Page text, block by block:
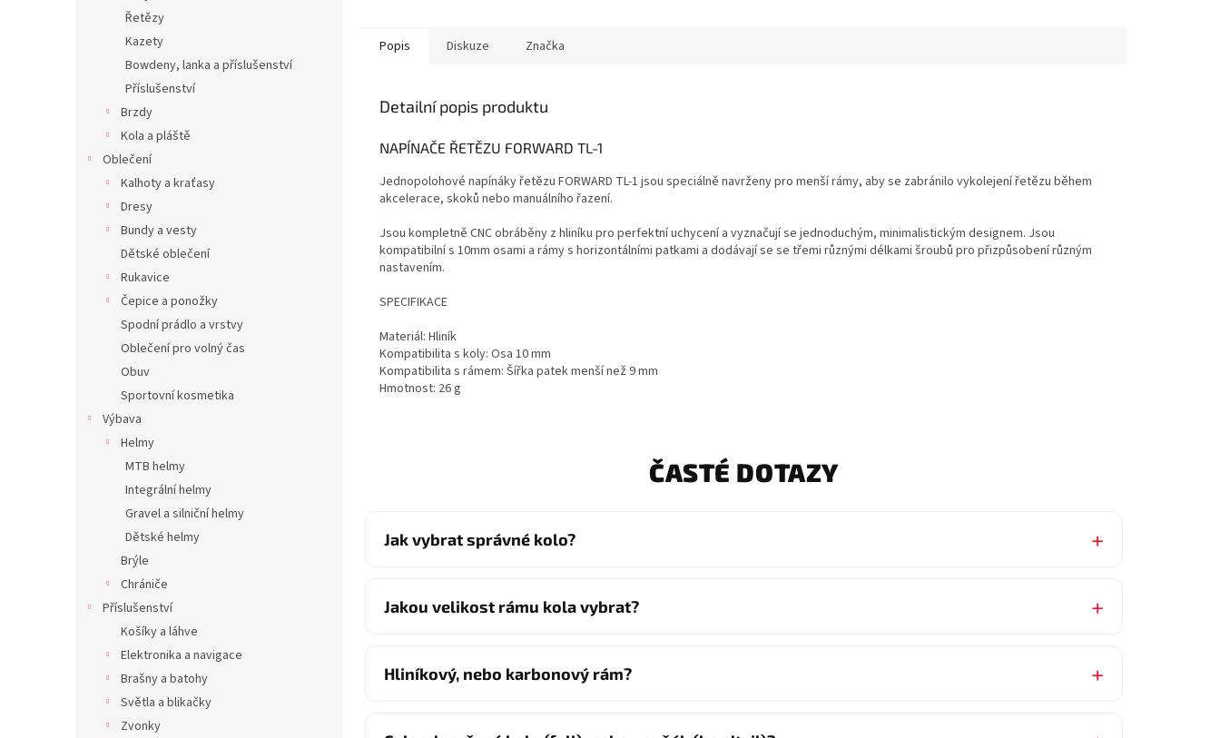
Řetězy
Kazety
Bowdeny, lanka a příslušenství
Příslušenství
Brzdy
Kola a pláště
Oblečení
Kalhoty a kraťasy
Dresy
Bundy a vesty
Dětské oblečení
Rukavice
Čepice a ponožky
Spodní prádlo a vrstvy
Oblečení pro volný čas
Obuv
Sportovní kosmetika
Výbava
Helmy
MTB helmy
Integrální helmy
Gravel a silniční helmy
Dětské helmy
Brýle
Chrániče
Příslušenství
Košíky a láhve
Elektronika a navigace
Brašny a batohy
Světla a blikačky
Zvonky
Popis Diskuze Značka
Detailní popis produktu
NAPÍNAČE ŘETĚZU FORWARD TL-1
Jednopolohové napínáky řetězu FORWARD TL-1 jsou speciálně navrženy pro menší rámy, aby se zabránilo vykolejení řetězu během
akcelerace, skoků nebo manuálního řazení.
Jsou kompletně CNC obráběny z hliníku pro perfektní uchycení a vyznačují se jednoduchým, minimalistickým designem. Jsou
kompatibilní s 10mm osami a rámy s horizontálními patkami a dodávají se se třemi různými délkami šroubů pro přizpůsobení různým
nastavením.
SPECIFIKACE
Materiál: Hliník
Kompatibilita s koly: Osa 10 mm
Kompatibilita s rámem: Šířka patek menší než 9 mm
Hmotnost: 26 g
ČASTÉ DOTAZY
Jak vybrat správné kolo?
Jakou velikost rámu kola vybrat?
Hliníkový, nebo karbonový rám?